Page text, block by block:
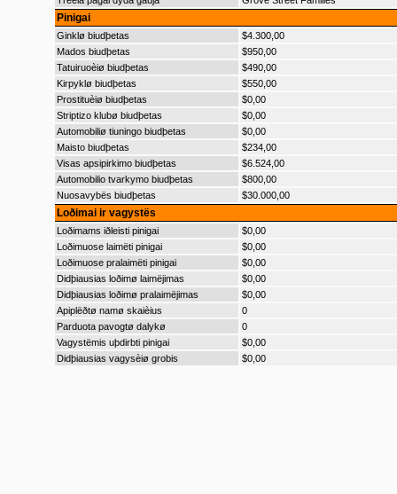
Pinigai
Ginklø biudþetas
$4.300,00
Mados biudþetas
$950,00
Tatuiruoèiø biudþetas
$490,00
Kirpyklø biudþetas
$550,00
Prostituèiø biudþetas
$0,00
Striptizo klubø biudþetas
$0,00
Automobiliø tiuningo biudþetas
$0,00
Maisto biudþetas
$234,00
Visas apsipirkimo biudþetas
$6.524,00
Automobilio tvarkymo biudþetas
$800,00
Nuosavybës biudþetas
$30.000,00
Loðimai ir vagystës
Loðimams iðleisti pinigai
$0,00
Loðimuose laimëti pinigai
$0,00
Loðimuose pralaimëti pinigai
$0,00
Didþiausias loðimø laimëjimas
$0,00
Didþiausias loðimø pralaimëjimas
$0,00
Apiplëðtø namø skaièius
0
Parduota pavogtø dalykø
0
Vagystëmis uþdirbti pinigai
$0,00
Didþiausias vagysèiø grobis
$0,00